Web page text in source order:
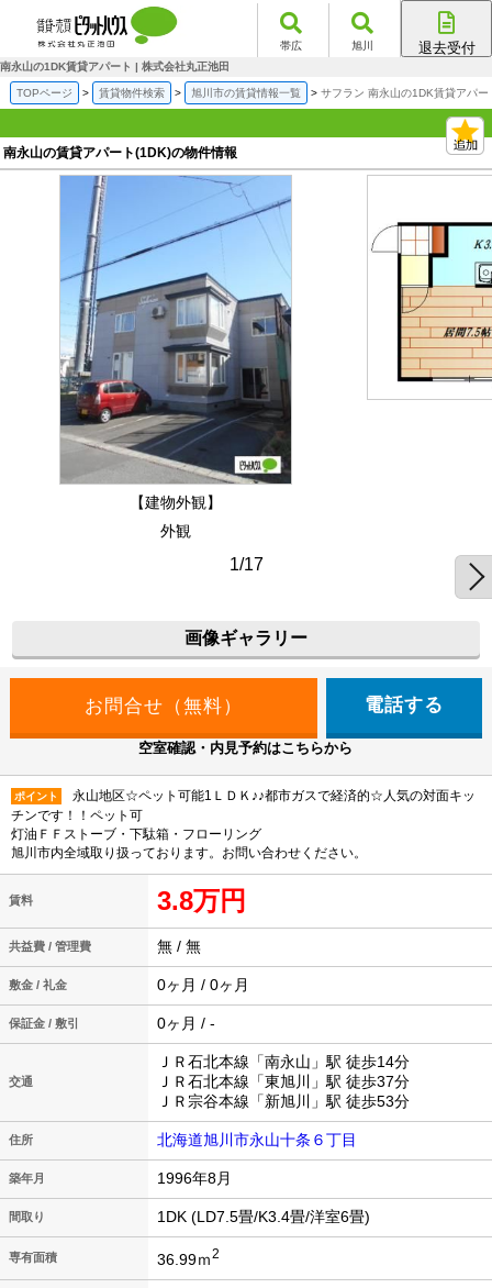
帯広 旭川 退去受付
南永山の1DK賃貸アパート | 株式会社丸正池田
TOPページ 賃貸物件検索 旭川市の賃貸情報一覧 サフラン 南永山の1DK賃貸アパー
南永山の賃貸アパート(1DK)の物件情報
【建物外観】
外観
1/17
画像ギャラリー
電話する
空室確認・内見予約はこちらから
ポイント
永山地区☆ペット可能1ＬＤＫ♪♪都市ガスで経済的☆人気の対面キッ
チンです！！ペット可
灯油ＦＦストーブ・下駄箱・フローリング
旭川市内全域取り扱っております。お問い合わせください。
賃料 3.8万円
共益費 / 管理費 無 / 無
敷金 / 礼金 0ヶ月 / 0ヶ月
保証金 / 敷引 0ヶ月 / -
交通
ＪＲ石北本線「南永山」駅 徒歩14分
ＪＲ石北本線「東旭川」駅 徒歩37分
ＪＲ宗谷本線「新旭川」駅 徒歩53分
住所 北海道旭川市永山十条６丁目
築年月 1996年8月
間取り 1DK (LD7.5畳/K3.4畳/洋室6畳)
専有面積 36.99ｍ2